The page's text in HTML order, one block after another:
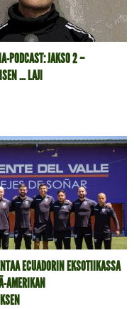
PODCAST: JAKSO 2 –
… LAJI
ECUADORIN EKSOTIIKASSA
AMERIKAN